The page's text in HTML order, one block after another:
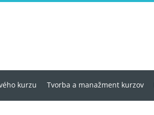
kurzu Tvorba a manažment kurzov